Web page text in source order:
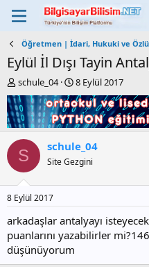
Öğretmen | İdari, Hukuki ve
Eylül İl Dışı Tayin
K
o
n
b
u
y
u
b
a
ş
l
a
t
a
n
schule_04
B
a
ş
l
a
n
ı
a
r
i
8 Eylül 2017
S schule_04
Site Gezgini
8 Eylül 2017
arkadaşlar antalyayı
puanlarını yazabilirler
düşünüyorum